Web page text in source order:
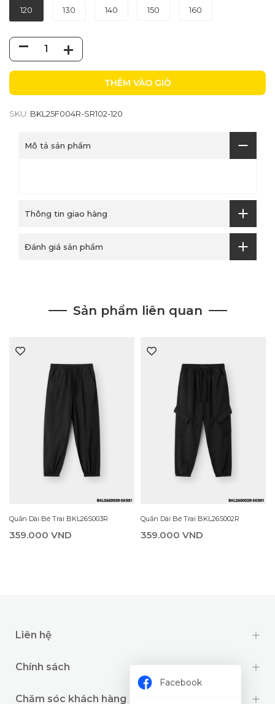
120 130 140 150 160
THÊM VÀO GIỎ
SKU: BKL25F004R-SR102-120
Mô tả sản phẩm
Thông tin giao hàng
Đánh giá sản phẩm
Sản phẩm liên quan
Quần Dài Bé Trai BKL26S003R
359.000 VND
Quần Dài Bé Trai BKL26S002R
359.000 VND
Liên hệ
Chính sách
Chăm sóc khách hàng
Facebook